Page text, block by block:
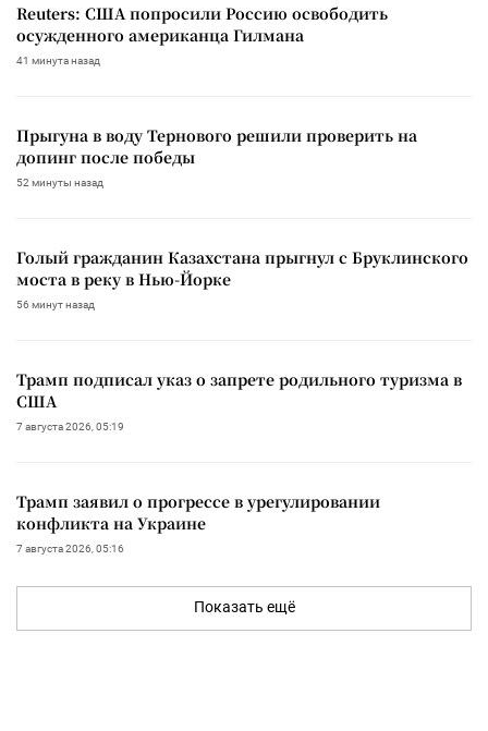
Reuters: США попросили Россию освободить
осужденного американца Гилмана
41 минута назад
Прыгуна в воду Тернового решили проверить на
допинг после победы
52 минуты назад
Голый гражданин Казахстана прыгнул с Бруклинского
моста в реку в Нью-Йорке
56 минут назад
Трамп подписал указ о запрете родильного туризма в
США
7 августа 2026, 05:19
Трамп заявил о прогрессе в урегулировании
конфликта на Украине
7 августа 2026, 05:16
Показать ещё